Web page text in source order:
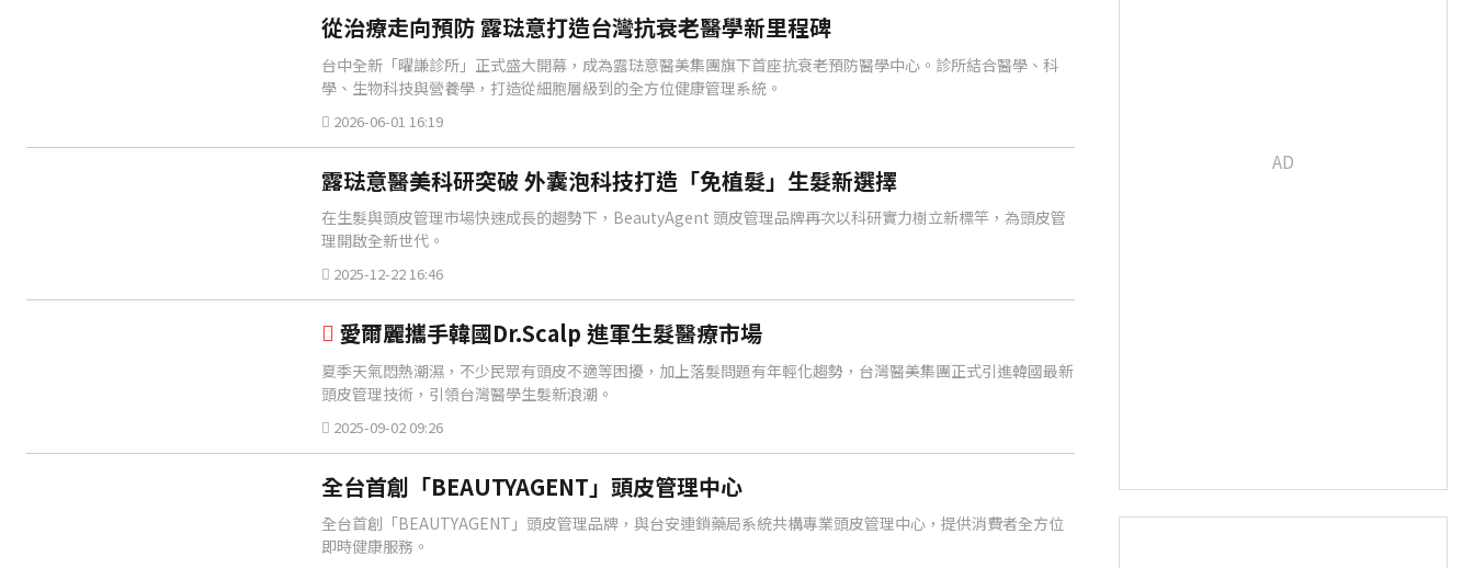
快訊／雷雨狂炸雙北！警戒地區一次看
22分鐘前
從治療走向預防 露琺意打造台灣抗衰老醫學新里程碑
台中全新「曜謙診所」正式盛大開幕，成為露琺意醫美集團旗下首座抗衰老預防醫學中心。診所結合醫學、科
學、生物科技與營養學，打造從細胞層級到的全方位健康管理系統。
2026-06-01 16:19
露琺意醫美科研突破 外囊泡科技打造「免植髮」生髮新選擇
在生髮與頭皮管理市場快速成長的趨勢下，BeautyAgent 頭皮管理品牌再次以科研實力樹立新標竿，為頭皮管
理開啟全新世代。
2025-12-22 16:46
愛爾麗攜手韓國Dr.Scalp 進軍生髮醫療市場
夏季天氣悶熱潮濕，不少民眾有頭皮不適等困擾，加上落髮問題有年輕化趨勢，台灣醫美集團正式引進韓國最新
頭皮管理技術，引領台灣醫學生髮新浪潮。
2025-09-02 09:26
全台首創「BEAUTYAGENT」頭皮管理中心
全台首創「BEAUTYAGENT」頭皮管理品牌，與台安連鎖藥局系統共構專業頭皮管理中心，提供消費者全方位
即時健康服務。